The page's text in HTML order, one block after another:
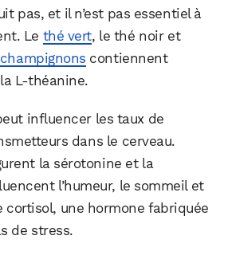
pas, et il n’est pas essentiel à
Le thé vert, le thé noir et
champignons contiennent
L-théanine.
influencer les taux de
dans le cerveau.
la sérotonine et la
l’humeur, le sommeil et
cortisol, une hormone fabriquée
de stress.